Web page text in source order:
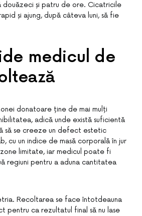
douăzeci și patru de ore. Cicatricile
și ajung, după câteva luni, să fie
medicul de
donatoare ține de mai mulți
adică unde există suficientă
să se creeze un defect estetic
cu un indice de masă corporală în jur
limitate, iar medicul poate fi
regiuni pentru a aduna cantitatea
Recoltarea se face întotdeauna
pentru ca rezultatul final să nu lase